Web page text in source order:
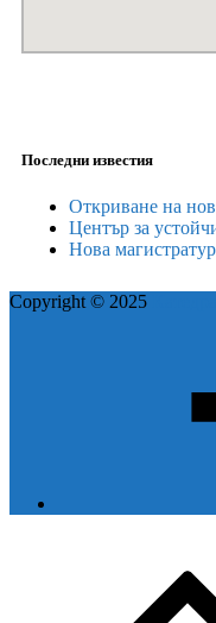
Последни известия
Откриване на
Център за
Нова
Copyright © 2025